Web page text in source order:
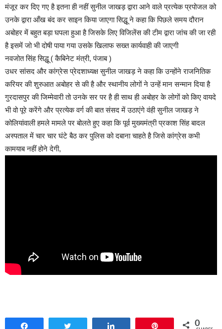
मंजूर कर दिए गए है इतना ही नहीं सुनील जाखड़ द्वारा आने वाले प्रत्येक प्रपोजल को
उनके द्वारा आँख बंद कर साइन किया जाएगा सिद्धू ने कहा कि पिछले समय दौरान
अबोहर में बहुत बड़ा घपला हुआ है जिसके लिए विजिलेंस की टीम द्वारा जांच की जा रही
है इसमें जो भी दोषी पाया गया उसके खिलाफ सख्त कार्यवाही की जाएगी
नवजोत सिंह सिद्धू ( कैबिनेट मंत्री, पंजाब )
उधर सांसद और कांग्रेस प्रेदशाध्यक्ष सुनील जाखड़ ने कहा कि उन्होंने राजनितिक
करियर की शुरुआत अबोहर से की है और स्थानीय लोगों ने उन्हें मान सन्मान दिया है
गुरदासपुर की जिम्मेवारी तो उनके सर पर है ही साथ ही अबोहर के लोगों को किए वायदे
भी वो पूरे करेंगे और प्रत्येक वर्ग की बात संसद में उठाएंगे वंही सुनील जाखड़ ने
कोलियांवाली हमले मामले पर बोलते हुए कहा कि पूर्व मुख्यमंत्री प्रकाश सिंह बादल
अस्पताल में चार चार घंटे बैठ कर पुलिस को दबाना चाहते है जिसे कांग्रेस कभी
कामयाब नहीं होने देगी,
0